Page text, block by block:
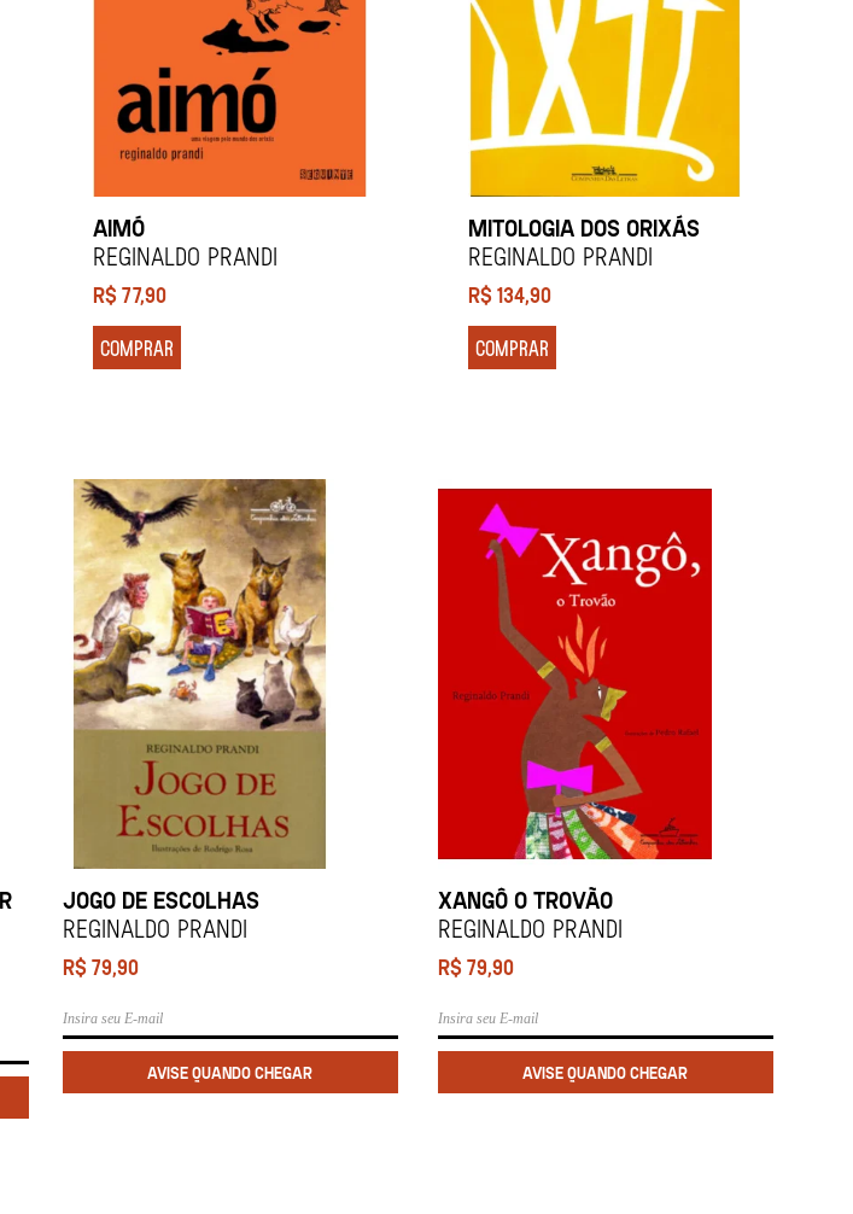
AIMÓ
REGINALDO PRANDI
R$77,90
COMPRAR
MITOLOGIA DOS ORIXÁS
REGINALDO PRANDI
R$134,90
COMPRAR
JOGO DE ESCOLHAS
REGINALDO PRANDI
R$ 79,90
XANGÔ O TROVÃO
REGINALDO PRANDI
R$ 79,90